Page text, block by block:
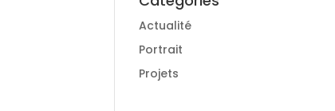
Actualité
Portrait
Projets